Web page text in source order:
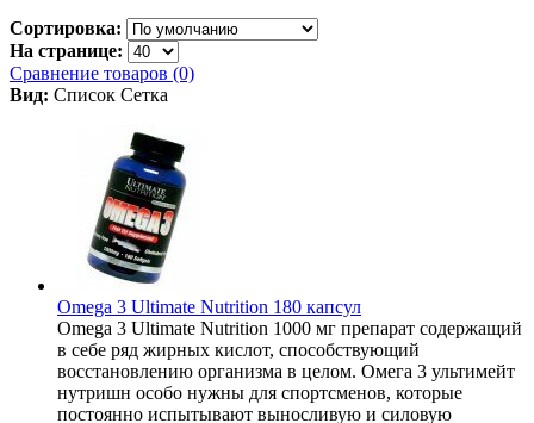
Сортировка:
На странице:
Сравнение товаров (0)
Вид: Список Сетка
Omega 3 Ultimate Nutrition 180 капсул
Omega 3 Ultimate Nutrition 1000 мг препарат содержащий
в себе ряд жирных кислот, способствующий
восстановлению организма в целом. Омега 3 ультимейт
нутришн особо нужны для спортсменов, которые
постоянно испытывают выносливую и силовую